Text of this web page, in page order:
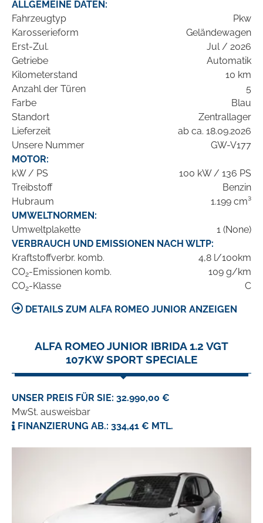
ALLGEMEINE DATEN:
Fahrzeugtyp
Pkw
Karosserieform
Geländewagen
Erst-Zul.
Jul / 2026
Getriebe
Automatik
Kilometerstand
10 km
Anzahl der Türen
5
Farbe
Blau
Standort
Zentrallager
Lieferzeit
ab ca. 18.09.2026
Unsere Nummer
GW-V177
MOTOR:
kW / PS
100 kW / 136 PS
Treibstoff
Benzin
Hubraum
1.199 cm³
UMWELTNORMEN:
Umweltplakette
1 (None)
VERBRAUCH UND EMISSIONEN NACH WLTP:
Kraftstoffverbr. komb.
4,8 l/100km
CO2-Emissionen komb.
109 g/km
CO2-Klasse C
DETAILS ZUM ALFA ROMEO JUNIOR ANZEIGEN
ALFA ROMEO JUNIOR IBRIDA 1.2 VGT
107KW SPORT SPECIALE
UNSER PREIS FÜR SIE: 32.990,00 €
MwSt. ausweisbar
FINANZIERUNG AB.: 334,41 € MTL.